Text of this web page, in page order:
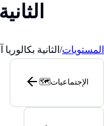
المستويات/ الثانية
الإجتماعيات🗺️